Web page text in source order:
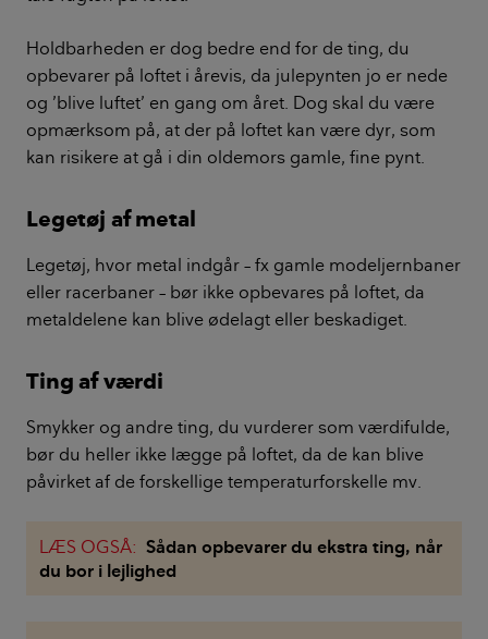
Holdbarheden er dog bedre end for de ting, du
opbevarer på loftet i årevis, da julepynten jo er nede
og ’blive luftet’ en gang om året. Dog skal du være
opmærksom på, at der på loftet kan være dyr, som
kan risikere at gå i din oldemors gamle, fine pynt.
Legetøj af metal
Legetøj, hvor metal indgår – fx gamle modeljernbaner
eller racerbaner – bør ikke opbevares på loftet, da
metaldelene kan blive ødelagt eller beskadiget.
Ting af værdi
Smykker og andre ting, du vurderer som værdifulde,
bør du heller ikke lægge på loftet, da de kan blive
påvirket af de forskellige temperaturforskelle mv.
LÆS OGSÅ: Sådan opbevarer du ekstra ting, når
du bor i lejlighed